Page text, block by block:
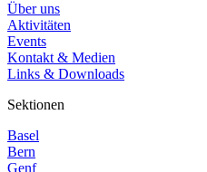
Über uns
Aktivitäten
Events
Kontakt & Medien
Links & Downloads
Sektionen
Basel
Bern
Genf